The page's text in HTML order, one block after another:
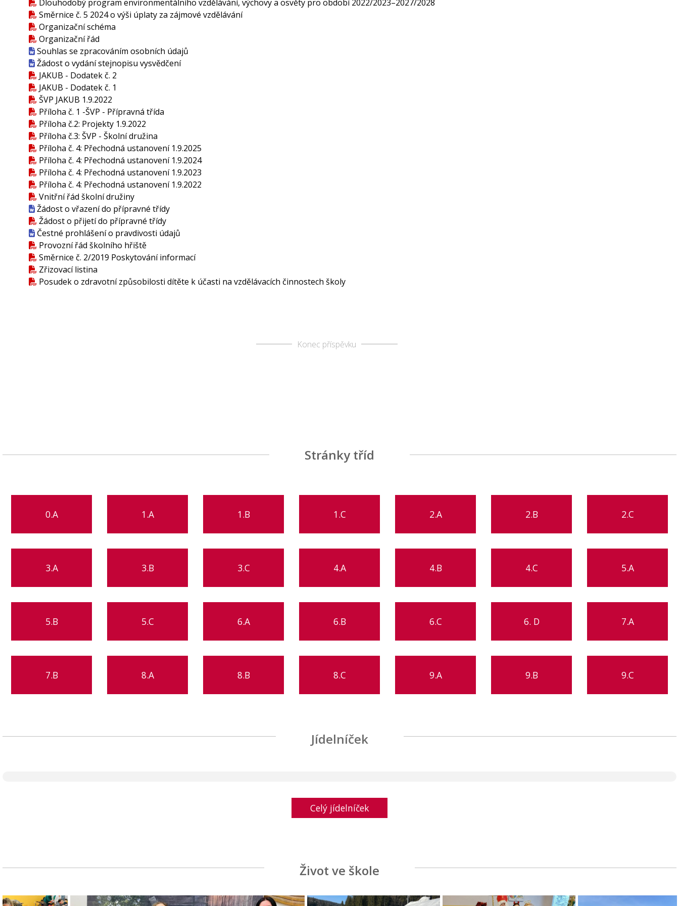
Dlouhodobý program environmentálního vzdělávání, výchovy a osvěty pro období 2022/2023–2027/2028
Směrnice č. 5 2024 o výši úplaty za zájmové vzdělávání
Organizační schéma
Organizační řád
Souhlas se zpracováním osobních údajů
Žádost o vydání stejnopisu vysvědčení
JAKUB - Dodatek č. 2
JAKUB - Dodatek č. 1
ŠVP JAKUB 1.9.2022
Příloha č. 1 -ŠVP - Přípravná třída
Příloha č.2: Projekty 1.9.2022
Příloha č.3: ŠVP - Školní družina
Příloha č. 4: Přechodná ustanovení 1.9.2025
Příloha č. 4: Přechodná ustanovení 1.9.2024
Příloha č. 4: Přechodná ustanovení 1.9.2023
Příloha č. 4: Přechodná ustanovení 1.9.2022
Vnitřní řád školní družiny
Žádost o vřazení do přípravné třídy
Žádost o přijetí do přípravné třídy
Čestné prohlášení o pravdivosti údajů
Provozní řád školního hřiště
Směrnice č. 2/2019 Poskytování informací
Zřizovací listina
Posudek o zdravotní způsobilosti dítěte k účasti na vzdělávacích činnostech školy
Konec příspěvku
Stránky tříd
0.A 1.A 1.B 1.C 2.A 2.B 2.C
3.A 3.B 3.C 4.A 4.B 4.C 5.A
5.B 5.C 6.A 6.B 6.C 6. D 7.A
7.B 8.A 8.B 8.C 9.A 9.B 9.C
Jídelníček
Celý jídelníček
Život ve škole